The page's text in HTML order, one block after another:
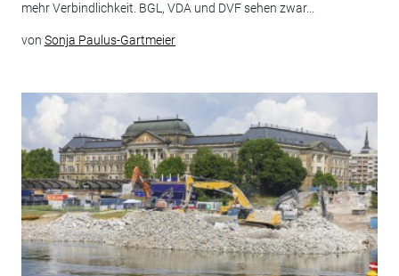
mehr Verbindlichkeit. BGL, VDA und DVF sehen zwar...
von Sonja Paulus-Gartmeier